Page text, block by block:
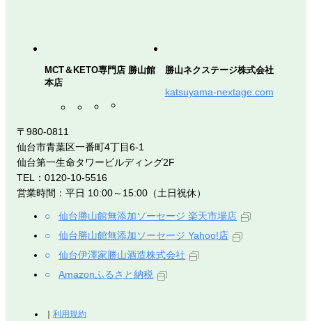
MCT＆KETO専門店 勝山館
本店
勝山ネクステージ株式会社
katsuyama-nextage.com
〒980-0811
仙台市青葉区一番町4丁目6-1
仙台第一生命タワービルディング2F
TEL：0120-10-5516
営業時間：平日 10:00～15:00（土日祝休）
仙台勝山館無添加ソーセージ 楽天市場店
仙台勝山館無添加ソーセージ Yahoo!店
仙台伊澤家勝山酒造株式会社
Amazonふるさと納税
利用規約